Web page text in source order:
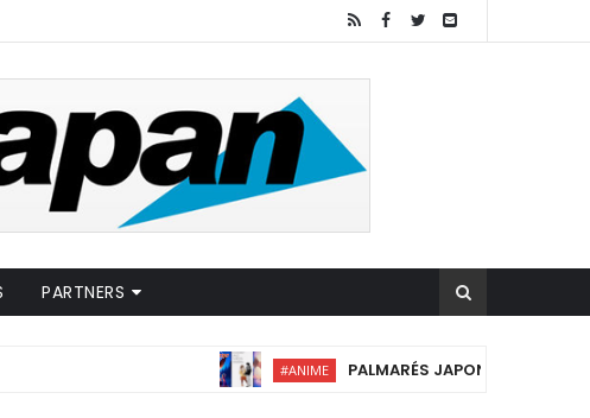
PARTNERS
#ANIME PALMARÉS JAPONÉS DE FANTASIA